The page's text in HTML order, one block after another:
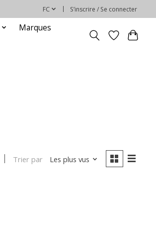
FC S’inscrire / Se connecter
Marques
Trier par Les plus vus